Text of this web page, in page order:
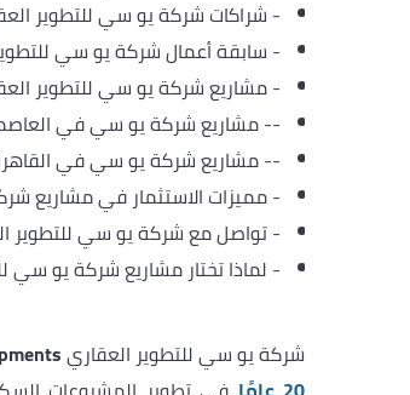
-شراكات شركة يو سي للتطوير
-سابقة أعمال شركة يو سي
-مشاريع شركة يو سي للتطوير
--مشاريع شركة يو سي في العاصمة
--مشاريع شركة يو سي في
-مميزات الاستثمار في مشاريع
-تواصل مع شركة يو سي للتطوير
-لماذا تختار مشاريع شركة يو سي
شركة يو سي للتطوير العقاري